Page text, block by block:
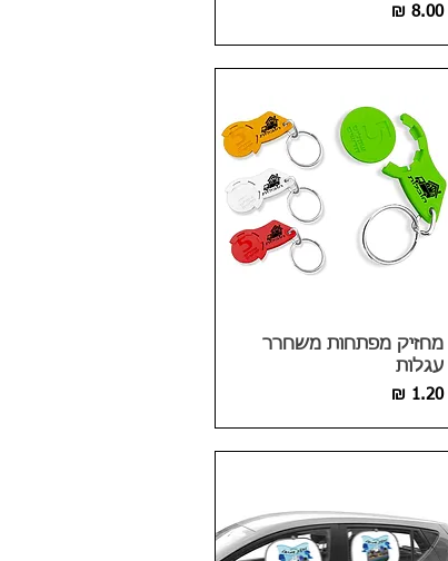
מחיר‏8.00 ‏₪
מחזיק מפתחות משחרר
עגלות
מחיר‏1.20 ‏₪